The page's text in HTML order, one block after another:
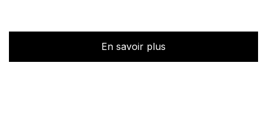
En savoir plus